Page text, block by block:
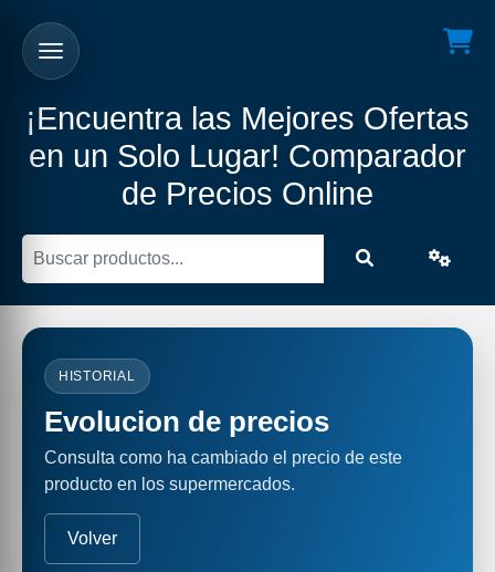
¡Encuentra las Mejores Ofertas
en un Solo Lugar! Comparador
de Precios Online
HISTORIAL
Evolucion de precios
Consulta como ha cambiado el precio de este
producto en los supermercados.
Volver